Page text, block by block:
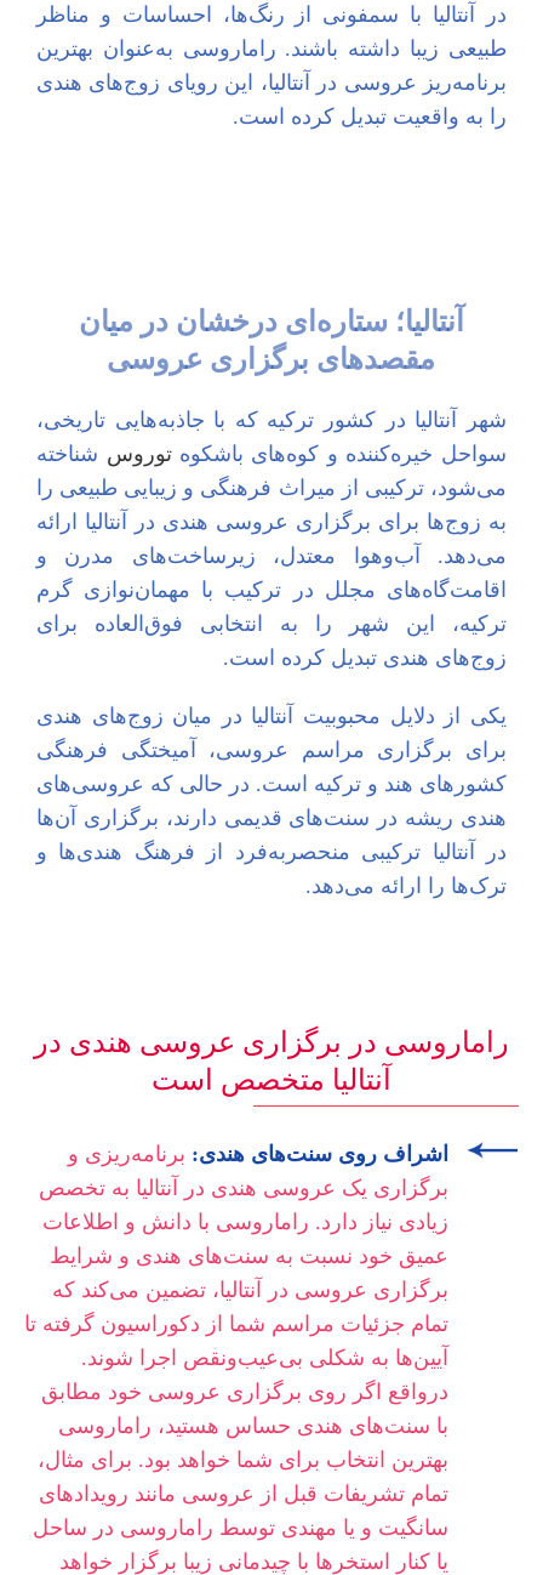
در آنتالیا با سمفونی از رنگ‌ها، احساسات و مناظر
طبیعی زیبا داشته باشند. راماروسی به‌عنوان بهترین
برنامه‌ریز عروسی در آنتالیا، این رویای زوج‌های هندی
را به واقعیت تبدیل کرده است.
آنتالیا؛ ستاره‌ای درخشان در میان
مقصدهای برگزاری عروسی
شهر آنتالیا در کشور ترکیه که با جاذبه‌هایی تاریخی،
سواحل خیره‌کننده و کوه‌های باشکوهتوروس شناخته
می‌شود، ترکیبی از میراث فرهنگی و زیبایی طبیعی را
به زوج‌ها برای برگزاری عروسی هند‌ی در آنتالیا ارائه
می‌دهد. آب‌وهوا معتدل، زیرساخت‌های مدرن و
اقامت‌گاه‌های مجلل در ترکیب با مهمان‌نوازی گرم
ترکیه، این شهر را به انتخابی فوق‌العاده برای
زوج‌های هندی تبدیل کرده است.
یکی از دلایل محبوبیت آنتالیا در میان زوج‌های هندی
برای برگزاری مراسم عروسی، آمیختگی فرهنگی
کشورهای هند و ترکیه است. در حالی که عروسی‌های
هندی ریشه در سنت‌های قدیمی دارند، برگزاری آن‌ها
در آنتالیا ترکیبی منحصربه‌فرد از فرهنگ هندی‌ها و
ترک‌ها را ارائه می‌دهد.
راماروسی در برگزاری عروسی هندی در
آنتالیا متخصص است
اشراف روی سنت‌های هندی: برنامه‌ریزی و
برگزاری یک عروسی هندی در آنتالیا به تخصص
زیادی نیاز دارد. راماروسی با دانش و اطلاعات
عمیق خود نسبت به سنت‌های هندی و شرایط
برگزاری عروسی در آنتالیا، تضمین می‌کند که
تمام جزئیات مراسم شما از دکوراسیون گرفته تا
آیین‌ها به شکلی بی‌عیب‌ونقص اجرا شوند.
درواقع اگر روی برگزاری عروسی خود مطابق
با سنت‌های هندی حساس هستید، راماروسی
بهترین انتخاب برای شما خواهد بود. برای مثال،
تمام تشریفات قبل از عروسی مانند رویدادهای
سانگیت و یا مهندی توسط راماروسی در ساحل
یا کنار استخرها با چیدمانی زیبا برگزار خواهد